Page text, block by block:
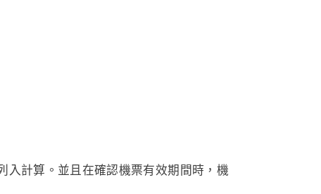
入計算。並且在確認機票有效期間時，機